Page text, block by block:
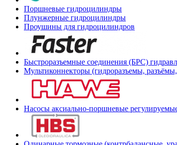
Поршневые гидроцилиндры
Плунжерные гидроцилиндры
Проушины для гидроцилиндров
Быстроразъемные соединения (БРС)
Мультиконнекторы (гидроразъемы,
Насосы аксиально-поршневые